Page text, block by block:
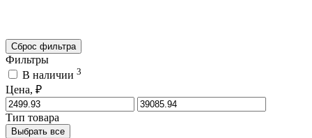
Сброс фильтра
Фильтры
В наличии 3
Цена, ₽
Тип товара
Выбрать все